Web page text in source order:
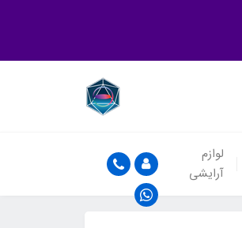
لوازم
آرایشی